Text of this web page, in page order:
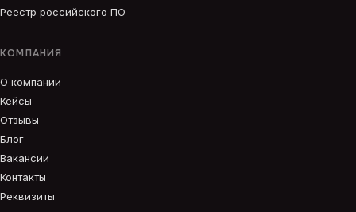
Реестр российского ПО
КОМПАНИЯ
О компании
Кейсы
Отзывы
Блог
Вакансии
Контакты
Реквизиты